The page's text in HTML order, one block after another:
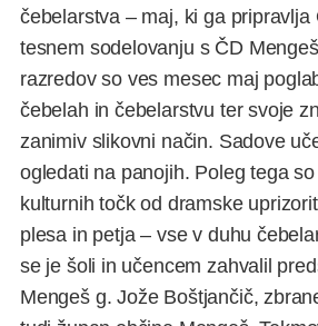
čebelarstva – maj, ki ga pripravlja
tesnem sodelovanju s ČD
razredov so ves mesec maj
čebelah in čebelarstvu ter svoje
zanimiv slikovni način. Sadove
ogledati na panojih. Poleg tega
kulturnih točk od dramske
plesa in petja – vse v duhu
se je šoli in učencem zahvalil
Mengeš g. Jože Boštjančič,